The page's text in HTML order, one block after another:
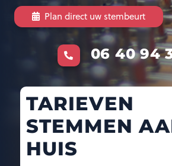
Plan direct uw stembeurt
06 40 94
TARIEVEN
STEMMEN
HUIS